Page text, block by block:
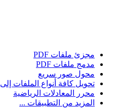
مجزئ ملفات PDF
مدمج ملفات PDF
محول صور سريع
تحويل كافة أنواع الملفات إلى PDF
محرر المعادلات الرياضية
المزيد من التطبيقات ...